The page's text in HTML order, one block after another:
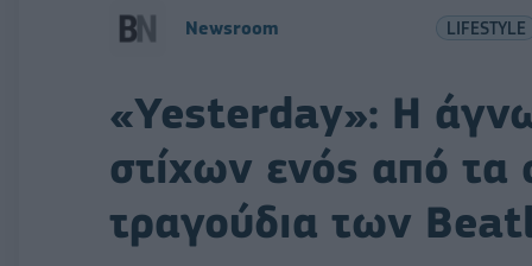
Newsroom LIFESTYLE
«Yesterday»: Η
στίχων ενός από τα
τραγούδια των